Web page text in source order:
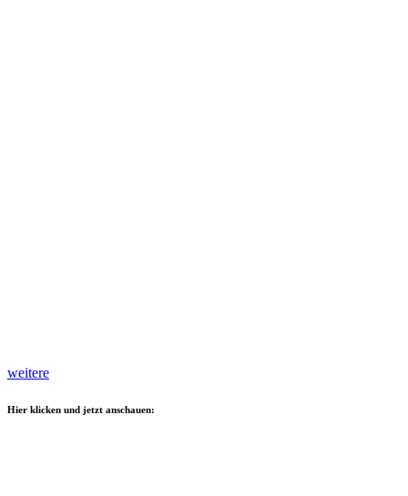
weitere
Hier klicken und jetzt anschauen: